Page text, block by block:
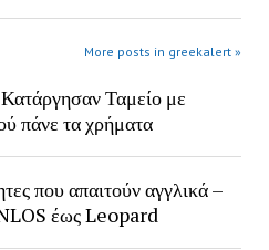
More posts in greekalert »
Ταμείο με
πάνε τα χρήματα
που απαιτούν αγγλικά –
έως Leopard